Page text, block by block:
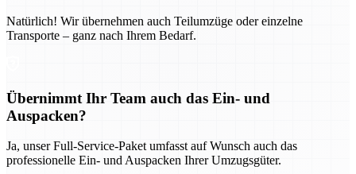
Natürlich! Wir übernehmen auch Teilumzüge oder einzelne
Transporte – ganz nach Ihrem Bedarf.
Übernimmt Ihr Team auch das Ein- und
Auspacken?
Ja, unser Full-Service-Paket umfasst auf Wunsch auch das
professionelle Ein- und Auspacken Ihrer Umzugsgüter.